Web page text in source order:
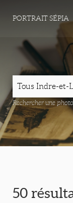
PORTRAIT SÉPIA
Rechercher une
50